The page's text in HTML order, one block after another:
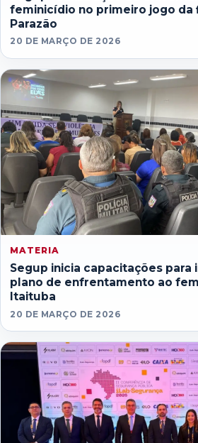
feminicídio no primeiro jogo da
Parazão
20 DE MARÇO DE 2026
MATERIA
Segup inicia capacitações para
plano de enfrentamento ao
Itaituba
20 DE MARÇO DE 2026